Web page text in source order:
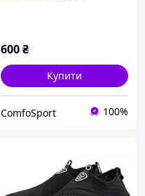
600₴
Купити
ComfoSport 100%